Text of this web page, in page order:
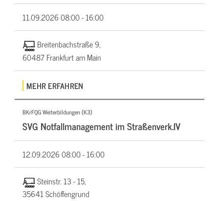
11.09.202608:00 - 16:00
Breitenbachstraße 9,
60487 Frankfurt am Main
MEHR ERFAHREN
BKrFQG Weiterbildungen (K3)
SVG Notfallmanagement im Straßenverk.IV
12.09.202608:00 - 16:00
Steinstr. 13 - 15,
35641 Schöffengrund